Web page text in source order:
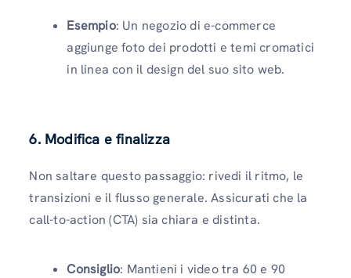
Esempio: Un negozio di e-commerce
aggiunge foto dei prodotti e temi cromatici
in linea con il design del suo sito web.
6. Modifica e finalizza
Non saltare questo passaggio: rivedi il ritmo, le
transizioni e il flusso generale. Assicurati che la
call-to-action (CTA) sia chiara e distinta.
Consiglio: Mantieni i video tra 60 e 90